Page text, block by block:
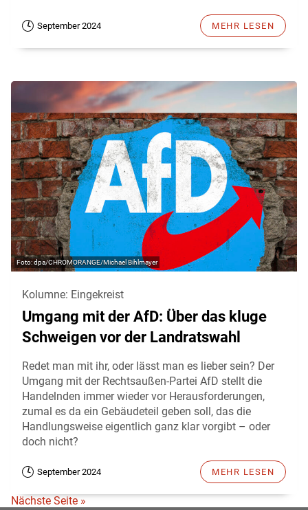
September 2024 MEHR LESEN
dpa/CHROMORANGE/Michael Bihlmayer
Kolumne: Eingekreist
Umgang mit der AfD: Über das kluge
Schweigen vor der Landratswahl
Redet man mit ihr, oder lässt man es lieber sein? Der
Umgang mit der Rechtsaußen-Partei AfD stellt die
Handelnden immer wieder vor Herausforderungen,
zumal es da ein Gebäudeteil geben soll, das die
Handlungsweise eigentlich ganz klar vorgibt – oder
doch nicht?
September 2024 MEHR LESEN
Nächste Seite »